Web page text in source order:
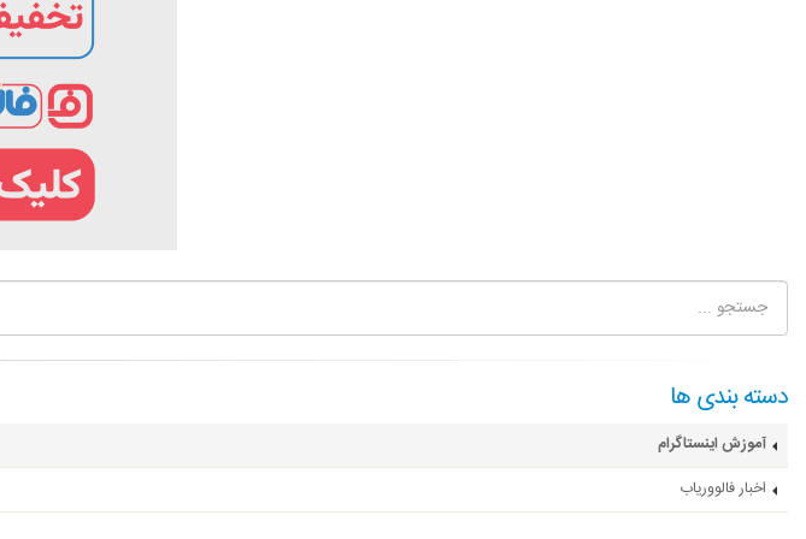
دسته بندی ها
آموزش اینستاگرام
اخبار فالووریاب